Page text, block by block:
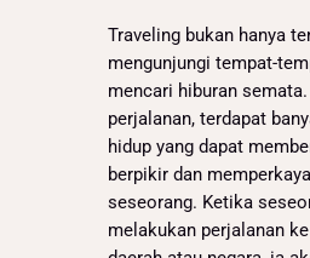
Traveling bukan hanya
mengunjungi tempat-
mencari hiburan
perjalanan, terdapat
hidup yang dapat
berpikir dan
seseorang. Ketika
melakukan perjalanan